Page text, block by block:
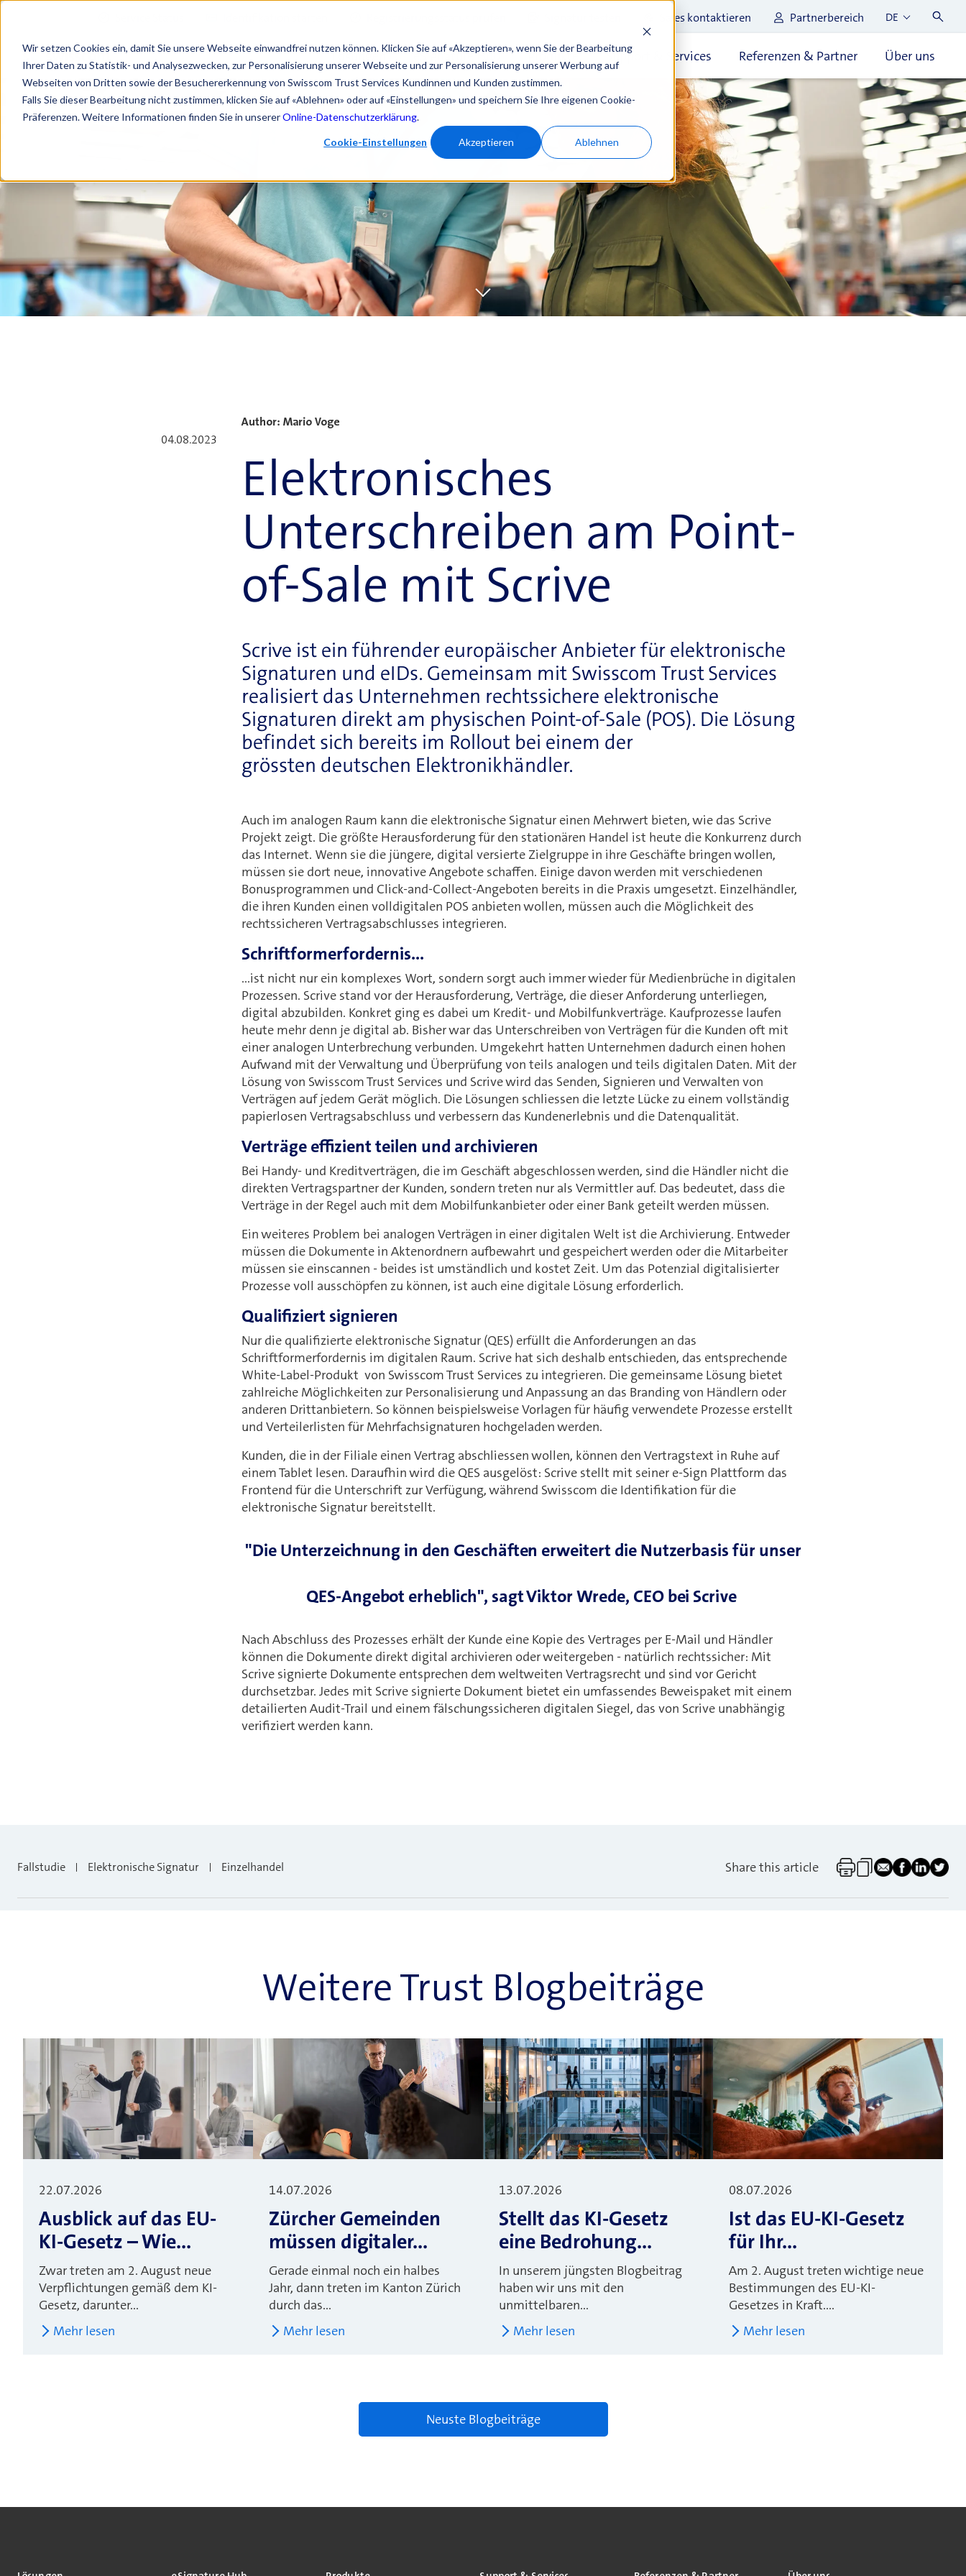
Wir setzen Cookies ein, damit Sie unsere Webseite einwandfrei nutzen können. Klicken Sie auf «Akzeptieren», wenn Sie der Bearbeitung
Ihrer Daten zu Statistik- und Analysezwecken, zur Personalisierung unserer Webseite und zur Personalisierung unserer Werbung auf
Webseiten von Dritten sowie der Besuchererkennung von Swisscom Trust Services Kundinnen und Kunden zustimmen.
Falls Sie dieser Bearbeitung nicht zustimmen, klicken Sie auf «Ablehnen» oder auf «Einstellungen» und speichern Sie Ihre eigenen Cookie-
Präferenzen. Weitere Informationen finden Sie in unsererOnline-Datenschutzerklärung.
Cookie-Einstellungen Akzeptieren Ablehnen
Sales kontaktieren Partnerbereich DE
Lösungen eSignature Hub Produkte Support & Services Referenzen & Partner Über uns
04.08.2023
Author: Mario Voge
Elektronisches
Unterschreiben am Point-
of-Sale mit Scrive
Scrive ist ein führender europäischer Anbieter für elektronische
Signaturen und eIDs. Gemeinsam mit Swisscom Trust Services
realisiert das Unternehmen rechtssichere elektronische
Signaturen direkt am physischen Point-of-Sale (POS). Die Lösung
befindet sich bereits im Rollout bei einem der
grössten deutschen Elektronikhändler.
Auch im analogen Raum kann die elektronische Signatur einen Mehrwert bieten, wie das Scrive
Projekt zeigt. Die größte Herausforderung für den stationären Handel ist heute die Konkurrenz durch
das Internet. Wenn sie die jüngere, digital versierte Zielgruppe in ihre Geschäfte bringen wollen,
müssen sie dort neue, innovative Angebote schaffen. Einige davon werden mit verschiedenen
Bonusprogrammen und Click-and-Collect-Angeboten bereits in die Praxis umgesetzt. Einzelhändler,
die ihren Kunden einen volldigitalen POS anbieten wollen, müssen auch die Möglichkeit des
rechtssicheren Vertragsabschlusses integrieren.
Schriftformerfordernis...
...ist nicht nur ein komplexes Wort, sondern sorgt auch immer wieder für Medienbrüche in digitalen
Prozessen. Scrive stand vor der Herausforderung, Verträge, die dieser Anforderung unterliegen,
digital abzubilden. Konkret ging es dabei um Kredit- und Mobilfunkverträge. Kaufprozesse laufen
heute mehr denn je digital ab. Bisher war das Unterschreiben von Verträgen für die Kunden oft mit
einer analogen Unterbrechung verbunden. Umgekehrt hatten Unternehmen dadurch einen hohen
Aufwand mit der Verwaltung und Überprüfung von teils analogen und teils digitalen Daten. Mit der
Lösung von Swisscom Trust Services und Scrive wird das Senden, Signieren und Verwalten von
Verträgen auf jedem Gerät möglich. Die Lösungen schliessen die letzte Lücke zu einem vollständig
papierlosen Vertragsabschluss und verbessern das Kundenerlebnis und die Datenqualität.
Verträge effizient teilen und archivieren
Bei Handy- und Kreditverträgen, die im Geschäft abgeschlossen werden, sind die Händler nicht die
direkten Vertragspartner der Kunden, sondern treten nur als Vermittler auf. Das bedeutet, dass die
Verträge in der Regel auch mit dem Mobilfunkanbieter oder einer Bank geteilt werden müssen.
Ein weiteres Problem bei analogen Verträgen in einer digitalen Welt ist die Archivierung. Entweder
müssen die Dokumente in Aktenordnern aufbewahrt und gespeichert werden oder die Mitarbeiter
müssen sie einscannen - beides ist umständlich und kostet Zeit. Um das Potenzial digitalisierter
Prozesse voll ausschöpfen zu können, ist auch eine digitale Lösung erforderlich.
Qualifiziert signieren
Nur die qualifizierte elektronische Signatur (QES) erfüllt die Anforderungen an das
Schriftformerfordernis im digitalen Raum. Scrive hat sich deshalb entschieden, das entsprechende
White-Label-Produkt von Swisscom Trust Services zu integrieren. Die gemeinsame Lösung bietet
zahlreiche Möglichkeiten zur Personalisierung und Anpassung an das Branding von Händlern oder
anderen Drittanbietern. So können beispielsweise Vorlagen für häufig verwendete Prozesse erstellt
und Verteilerlisten für Mehrfachsignaturen hochgeladen werden.
Kunden, die in der Filiale einen Vertrag abschliessen wollen, können den Vertragstext in Ruhe auf
einem Tablet lesen. Daraufhin wird die QES ausgelöst: Scrive stellt mit seiner e-Sign Plattform das
Frontend für die Unterschrift zur Verfügung, während Swisscom die Identifikation für die
elektronische Signatur bereitstellt.
"Die Unterzeichnung in den Geschäften erweitert die Nutzerbasis für unser
QES-Angebot erheblich", sagt Viktor Wrede, CEO bei Scrive
Nach Abschluss des Prozesses erhält der Kunde eine Kopie des Vertrages per E-Mail und Händler
können die Dokumente direkt digital archivieren oder weitergeben - natürlich rechtssicher: Mit
Scrive signierte Dokumente entsprechen dem weltweiten Vertragsrecht und sind vor Gericht
durchsetzbar. Jedes mit Scrive signierte Dokument bietet ein umfassendes Beweispaket mit einem
detailierten Audit-Trail und einem fälschungssicheren digitalen Siegel, das von Scrive unabhängig
verifiziert werden kann.
Fallstudie Elektronische Signatur Einzelhandel Share this article
Weitere Trust Blogbeiträge
22.07.2026
Ausblick auf das EU-
KI-Gesetz – Wie...
Zwar treten am 2. August neue
Verpflichtungen gemäß dem KI-
Gesetz, darunter...
Mehr lesen
14.07.2026
Zürcher Gemeinden
müssen digitaler...
Gerade einmal noch ein halbes
Jahr, dann treten im Kanton Zürich
durch das...
Mehr lesen
13.07.2026
Stellt das KI-Gesetz
eine Bedrohung...
In unserem jüngsten Blogbeitrag
haben wir uns mit den
unmittelbaren...
Mehr lesen
08.07.2026
Ist das EU-KI-Gesetz
für Ihr...
Am 2. August treten wichtige neue
Bestimmungen des EU-KI-
Gesetzes in Kraft....
Mehr lesen
Neuste Blogbeiträge